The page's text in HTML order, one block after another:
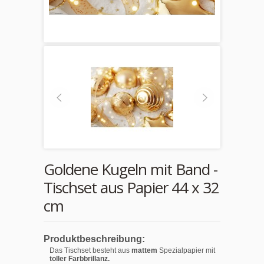
Goldene Kugeln mit Band -
Tischset aus Papier 44 x 32
cm
Produktbeschreibung:
Das Tischset besteht aus mattem Spezialpapier mit
toller Farbbrillanz.